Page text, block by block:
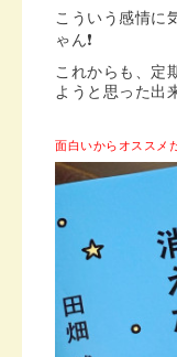
こういう感情に
ゃん❗️
これからも、定
ようと思った出
面白いからオススメ